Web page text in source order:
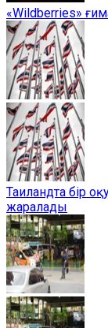
«Wildberries»
Таиландта бір
жаралады